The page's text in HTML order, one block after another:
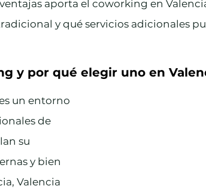
aporta el coworking en
y qué servicios adicionales
y por qué elegir uno en
un entorno
de
su
y bien
Valencia